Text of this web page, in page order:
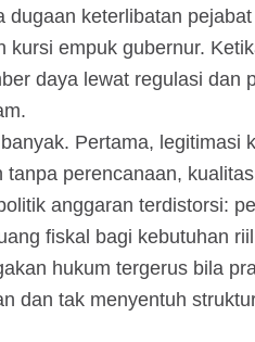
dugaan keterlibatan
kursi empuk gubernur.
daya lewat regulasi dan
Pertama, legitimasi
perencanaan,
anggaran terdistorsi:
fiskal bagi kebutuhan
hukum tergerus bila
dan tak menyentuh